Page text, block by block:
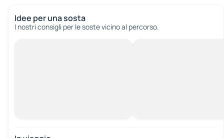
Idee per una sosta
I nostri consigli per le soste vicino al percorso.